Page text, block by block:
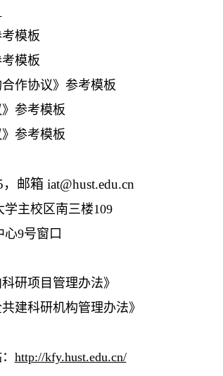
模板
模板
作协议》参考模板
参考模板
参考模板
邮箱 iat@hust.edu.cn
主校区南三楼109
9号窗口
研项目管理办法》
建科研机构管理办法》
http://kfy.hust.edu.cn/